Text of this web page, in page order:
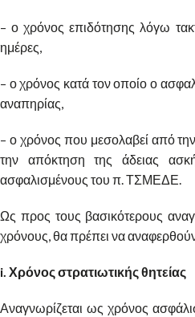
– ο χρόνος επιδότησης λόγω
ημέρες,
– ο χρόνος κατά τον οποίο ο
αναπηρίας,
– ο χρόνος που μεσολαβεί από
την απόκτηση της άδειας
ασφαλισμένους του π. ΤΣΜΕΔΕ.
Ως προς τους βασικότερους
χρόνους, θα πρέπει να
i. Χρόνος στρατιωτικής θητείας
Αναγνωρίζεται ως χρόνος